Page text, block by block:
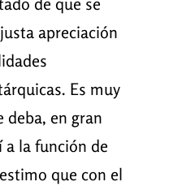
apreciación
Es muy
deba, en gran
a la función de
que con el